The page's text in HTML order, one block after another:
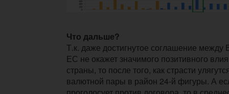
Что дальше?
Т.к. даже достигнутое соглашение между
ЕС не окажет значимого позитивного
страны, то после того, как страсти
валютной пары в район 24-й фигуры. А